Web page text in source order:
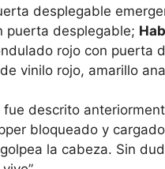
desplegable
puerta desplegable;
rojo con puerta
vinilo rojo, amarillo
fue descrito
bloqueado y
la cabeza. Sin